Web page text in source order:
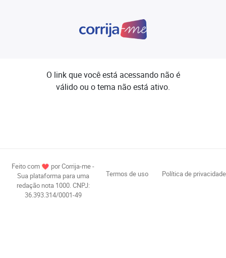
O link que você está acessando não é
válido ou o tema não está ativo.
Feito com
por Corrija-me -
Sua plataforma para uma
redação nota 1000. CNPJ:
36.393.314/0001-49
Termos de uso Política de privacidade